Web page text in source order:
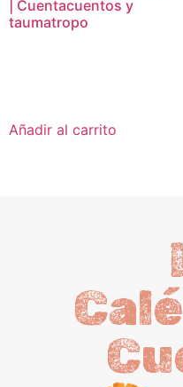
| Cuentacuentos y
taumatropo
Añadir al carrito